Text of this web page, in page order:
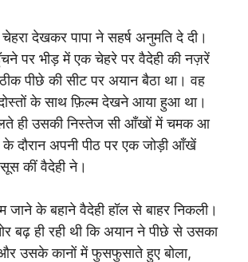
चेहरा देखकर पापा ने सहर्ष अनुमति दे दी।
पर भीड़ में एक चेहरे पर वैदेही की नज़रें
पीछे की सीट पर अयान बैठा था। वह
के साथ फ़िल्म देखने आया हुआ था।
ही उसकी निस्तेज सी आँखों में चमक आ
दौरान अपनी पीठ पर एक जोड़ी आँखें
कीं वैदेही ने।
के बहाने वैदेही हॉल से बाहर निकली।
बढ़ ही रही थी कि अयान ने पीछे से उसका
उसके कानों में फुसफुसाते हुए बोला,